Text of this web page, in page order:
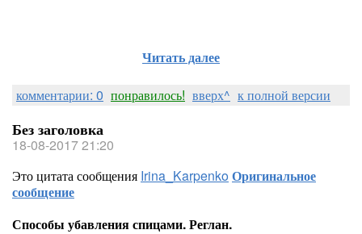
Читать далее
комментарии: 0 понравилось! вверх^ к полной версии
Без заголовка
18-08-2017 21:20
Это цитата сообщения Irina_KarpenkoОригинальное
сообщение
Способы убавления спицами. Реглан.